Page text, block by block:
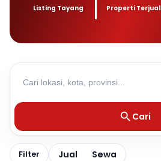
Listing Tayang Properti Terjual
Cari
Filter Jual Sewa